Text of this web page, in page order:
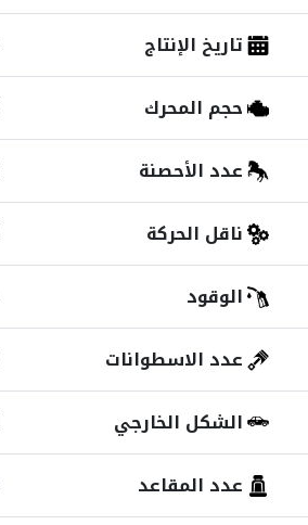
تاريخ الإنتاج
حجم المحرك
عدد الأحصنة
ناقل الحركة
الوقود
عدد الاسطوانات
الشكل الخارجي
عدد المقاعد